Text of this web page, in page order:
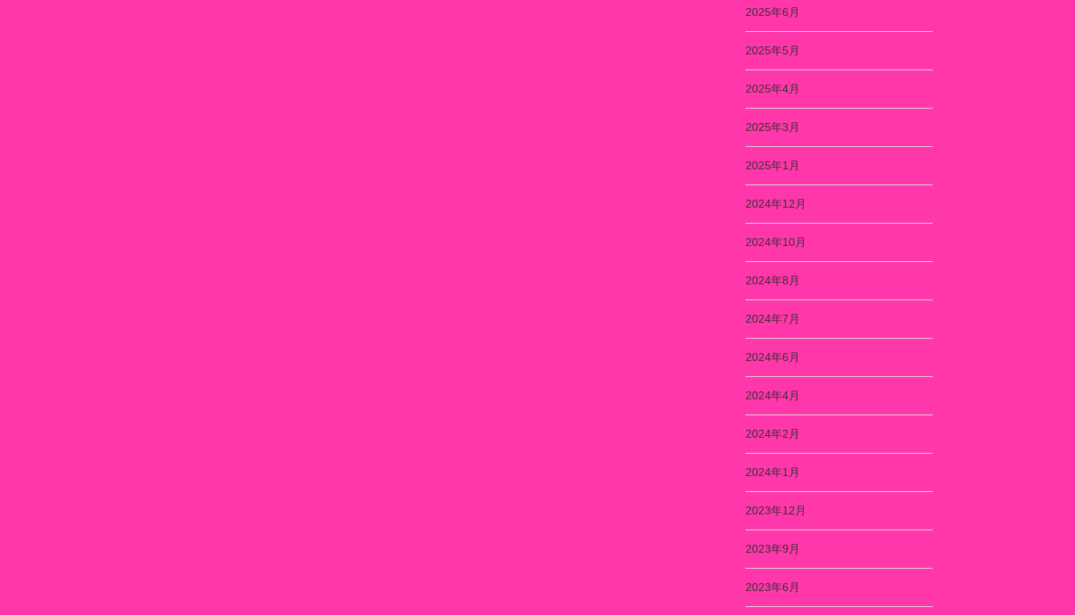
2025年6月
2025年5月
2025年4月
2025年3月
2025年1月
2024年12月
2024年10月
2024年8月
2024年7月
2024年6月
2024年4月
2024年2月
2024年1月
2023年12月
2023年9月
2023年6月